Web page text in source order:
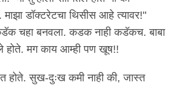
माझा डॉक्टरेटचा थिसीस आहे त्यावर!"
चहा बनवला. कडक नाही कडॅकच. बाबा
मग काय आम्ही पण खूष!!
होते. सुख-दुःख कमी नाही की, जास्त